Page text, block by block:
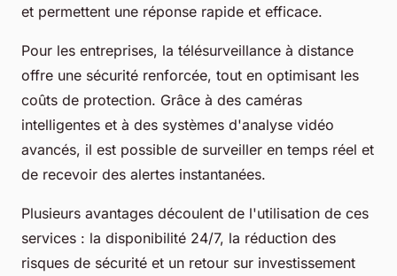
et permettent une réponse rapide et efficace.
Pour les entreprises, la télésurveillance à distance
offre une sécurité renforcée, tout en optimisant les
coûts de protection. Grâce à des caméras
intelligentes et à des systèmes d'analyse vidéo
avancés, il est possible de surveiller en temps réel et
de recevoir des alertes instantanées.
Plusieurs avantages découlent de l'utilisation de ces
services : la disponibilité 24/7, la réduction des
risques de sécurité et un retour sur investissement